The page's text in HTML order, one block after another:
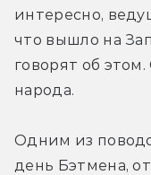
интересно,
что вышло на
говорят об
народа.
Одним из
день Бэтмена,